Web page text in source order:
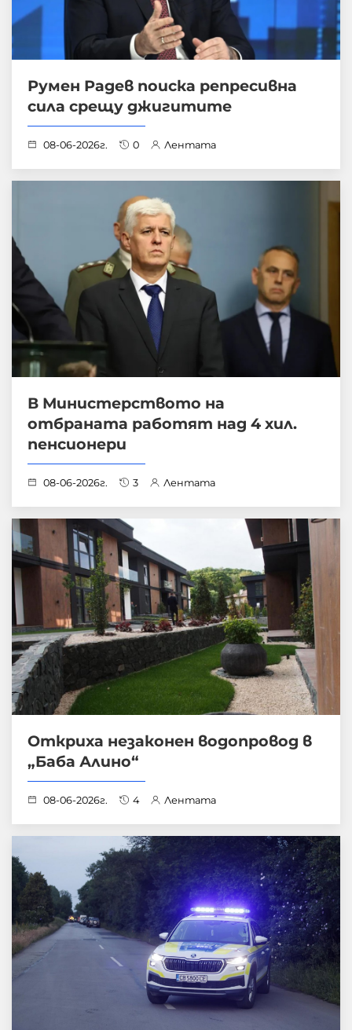
Румен Радев поиска репресивна
сила срещу джигитите
08-06-2026г. 0 Лентата
В Министерството на
отбраната работят над 4 хил.
пенсионери
08-06-2026г. 3 Лентата
Откриха незаконен водопровод в
„Баба Алино“
08-06-2026г. 4 Лентата